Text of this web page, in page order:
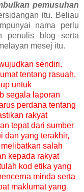
pemusuhan
itu. Beliau
nama perlu
penulis blog serta
mesej itu.
sendiri.
tentang rasuah,
untuk
segala laporan
perdana tentang
rakyat
tepat dari sumber
dan yang terakhir,
salah
kepada rakyat
kod etika yang
minda serta
maklumat yang